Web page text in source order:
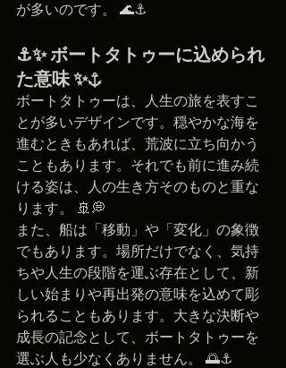
が多いのです。 🌊⚓
⚓✨ ボートタトゥーに込められ
た意味 ✨⚓
ボートタトゥーは、人生の旅を表すこ
とが多いデザインです。穏やかな海を
進むときもあれば、荒波に立ち向かう
こともあります。それでも前に進み続
ける姿は、人の生き方そのものと重な
ります。 🚢💭
また、船は「移動」や「変化」の象徴
でもあります。場所だけでなく、気持
ちや人生の段階を運ぶ存在として、新
しい始まりや再出発の意味を込めて彫
られることもあります。大きな決断や
成長の記念として、ボートタトゥーを
選ぶ人も少なくありません。 🌅⚓